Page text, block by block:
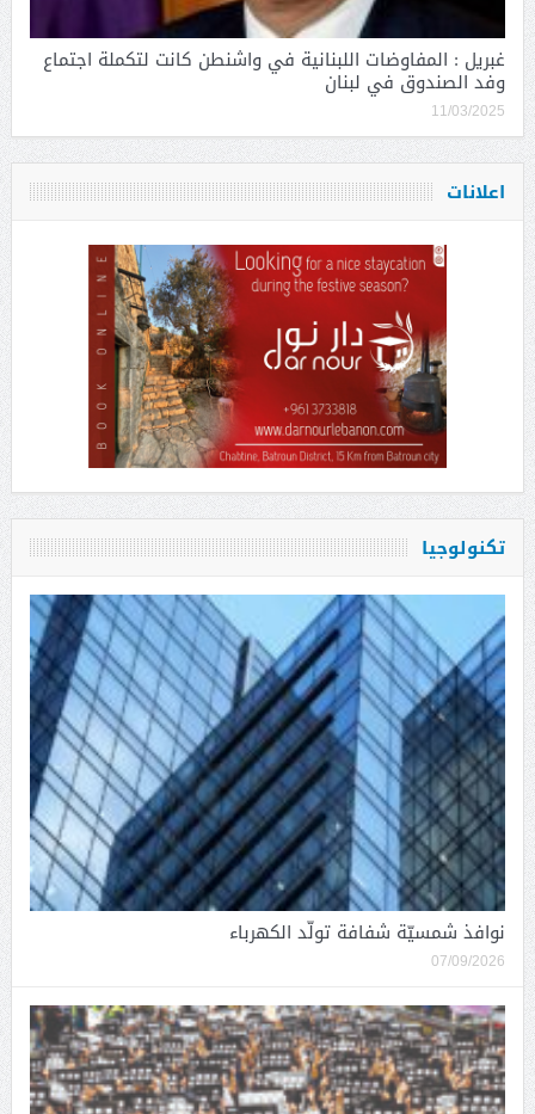
غبريل : المفاوضات اللبنانية في واشنطن كانت لتكملة اجتماع
وفد الصندوق في لبنان
11/03/2025
اعلانات
تكنولوجيا
نوافذ شمسيّة شفافة تولّد الكهرباء
07/09/2026